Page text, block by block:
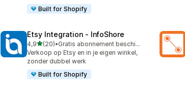
Built for Shopify
Etsy Integration ‑ InfoShore
4,9van 5 sterren
(20)
20 recensies in totaal
•
Gratis abonnement beschikbaar
Verkoop op Etsy en in je eigen winkel,
zonder dubbel werk
Built for Shopify